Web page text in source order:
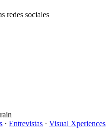
redes sociales
· Entrevistas · Visual Xperiences